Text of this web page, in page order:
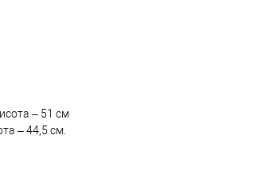
– 51 см
– 44,5 см.